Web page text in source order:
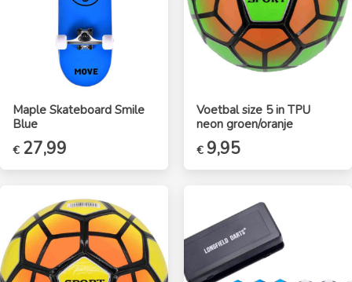
Maple Skateboard Smile
Blue
€ 27,99
Voetbal size 5 in TPU
neon groen/oranje
€ 9,95